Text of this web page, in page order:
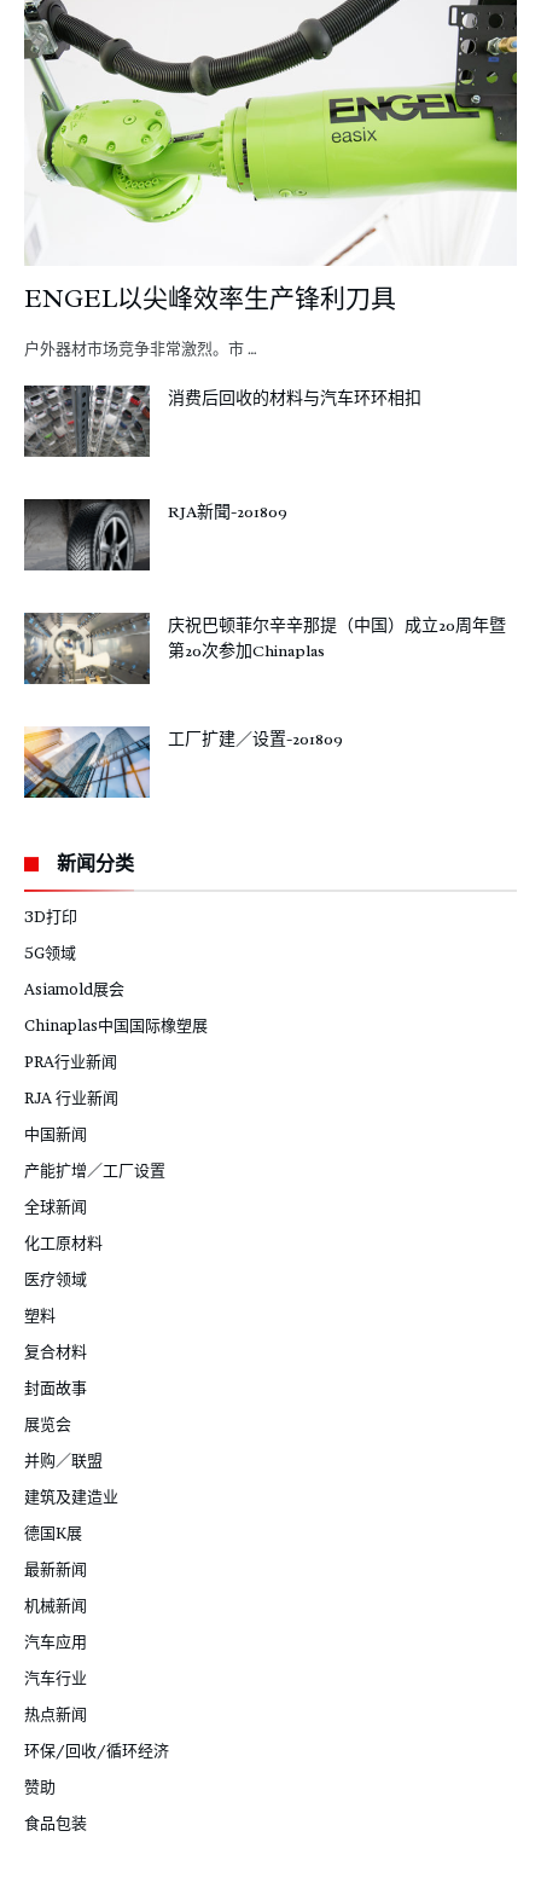
ENGEL以尖峰效率生产锋利刀具
户外器材市场竞争非常激烈。市 …
消费后回收的材料与汽车环环相扣
RJA新聞-201809
庆祝巴顿菲尔辛辛那提（中国）成立20周年暨
第20次参加Chinaplas
工厂扩建／设置-201809
新闻分类
3D打印
5G领域
Asiamold展会
Chinaplas中国国际橡塑展
PRA行业新闻
RJA 行业新闻
中国新闻
产能扩增／工厂设置
全球新闻
化工原材料
医疗领域
塑料
复合材料
封面故事
展览会
并购／联盟
建筑及建造业
德国K展
最新新闻
机械新闻
汽车应用
汽车行业
热点新闻
环保/回收/循环经济
赞助
食品包装